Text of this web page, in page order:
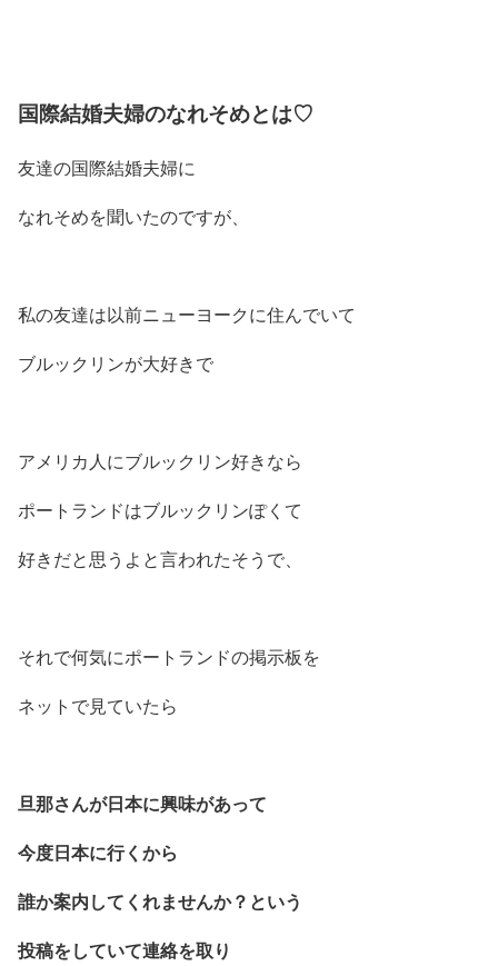
国際結婚夫婦のなれそめとは♡
友達の国際結婚夫婦に
なれそめを聞いたのですが、
私の友達は以前ニューヨークに住んでいて
ブルックリンが大好きで
アメリカ人にブルックリン好きなら
ポートランドはブルックリンぽくて
好きだと思うよと言われたそうで、
それで何気にポートランドの掲示板を
ネットで見ていたら
旦那さんが日本に興味があって
今度日本に行くから
誰か案内してくれませんか？という
投稿をしていて連絡を取り